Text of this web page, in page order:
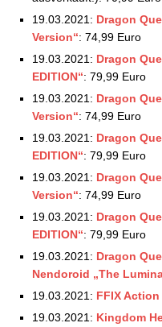
19.03.2021: Dragon
Version“: 74,99 Euro
19.03.2021: Dragon
EDITION“: 79,99 Euro
19.03.2021: Dragon
Version“: 74,99 Euro
19.03.2021: Dragon
EDITION“: 79,99 Euro
19.03.2021: Dragon
Version“: 74,99 Euro
19.03.2021: Dragon
EDITION“: 79,99 Euro
19.03.2021: Dragon
Nendoroid „The
19.03.2021: FFIX
19.03.2021: Kingdom